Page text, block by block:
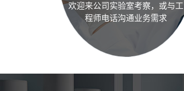
欢迎来公司实验室考察，或与工
程师电话沟通业务需求